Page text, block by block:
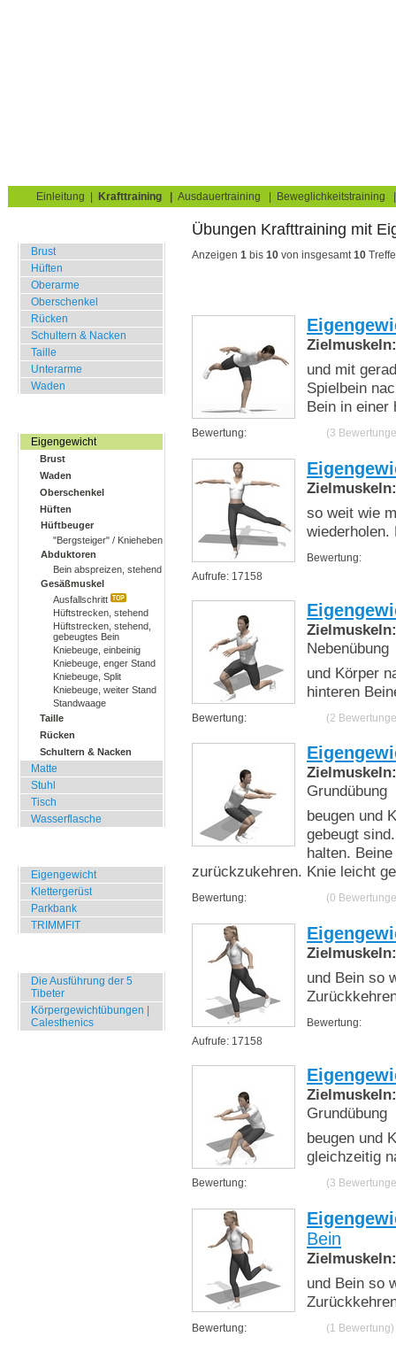
Einleitung Krafttraining Ausdauertraining Beweglichkeitstraining
Brust
Hüften
Oberarme
Oberschenkel
Rücken
Schultern & Nacken
Taille
Unterarme
Waden
Eigengewicht
Brust
Waden
Oberschenkel
Hüften
Hüftbeuger
"Bergsteiger" / Knieheben
Abduktoren
Bein abspreizen, stehend
Gesäßmuskel
Ausfallschritt
Hüftstrecken, stehend
Hüftstrecken, stehend,
gebeugtes Bein
Kniebeuge, einbeinig
Kniebeuge, enger Stand
Kniebeuge, Split
Kniebeuge, weiter Stand
Standwaage
Taille
Rücken
Schultern & Nacken
Matte
Stuhl
Tisch
Wasserflasche
Eigengewicht
Klettergerüst
Parkbank
TRIMMFIT
Die Ausführung der 5
Tibeter
Körpergewichtübungen |
Calesthenics
Übungen Krafttraining mit
Anzeigen 1 bis 10 von insgesamt10
Zielmuskeln:
und mit
Spielbein
Bein in einer
Bewertung: (3
Zielmuskeln:
so weit wie
Bewertung:
Aufrufe: 17158
Zielmuskeln:
Nebenübung
und Körper
hinteren
Bewertung: (2
Zielmuskeln:
Grundübung
beugen und
gebeugt
halten.
zurückzukehren. Knie leicht
Bewertung: (0
Zielmuskeln:
und Bein so
Bewertung:
Aufrufe: 17158
Zielmuskeln:
Grundübung
beugen und
gleichzeitig
Bewertung: (3
Bein
Zielmuskeln:
und Bein so
Bewertung: (1 Bewertung)